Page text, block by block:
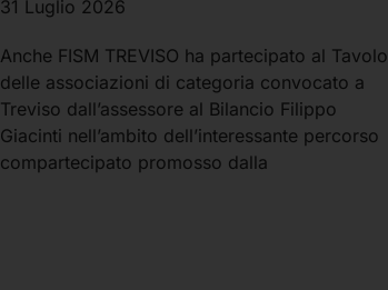
31 Luglio 2026
Anche FISM TREVISO ha partecipato al Tavolo
delle associazioni di categoria convocato a
Treviso dall’assessore al Bilancio Filippo
Giacinti nell’ambito dell’interessante percorso
compartecipato promosso dalla